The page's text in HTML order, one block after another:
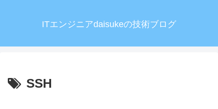
ITエンジニアdaisukeの技術ブログ
SSH